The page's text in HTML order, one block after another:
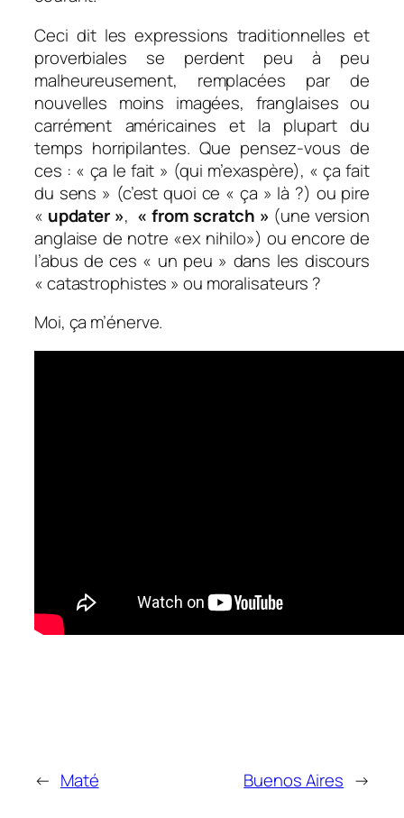
Ceci dit les expressions traditionnelles et
proverbiales se perdent peu à peu
malheureusement, remplacées par de
nouvelles moins imagées, franglaises ou
carrément américaines et la plupart du
temps horripilantes. Que pensez-vous de
ces : « ça le fait » (qui m’exaspère), « ça fait
du sens » (c’est quoi ce « ça » là ?) ou pire
« updater », « from scratch » (une version
anglaise de notre «ex nihilo») ou encore de
l’abus de ces « un peu » dans les discours
« catastrophistes » ou moralisateurs ?
Moi, ça m’énerve.
← Maté Buenos Aires →